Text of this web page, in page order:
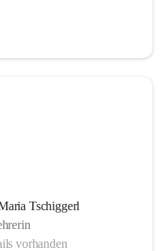
Tschiggerl
vorhanden